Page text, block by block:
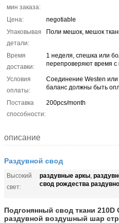
мин заказа:
Цена:
negotiable
Упаковывая
детали:
Поли мешок, мешок
Время
доставки:
1 неделя, спешка или
перепроверяют время с
Условия
оплаты:
Соединение Westen или
баланс должны быть
Поставка
способности:
200pcs/month
описание
Раздувной свод
Высокий
свет:
раздувные аркы,
свод рождества
Подгонянный свод ткани
раздувной воздушный шар